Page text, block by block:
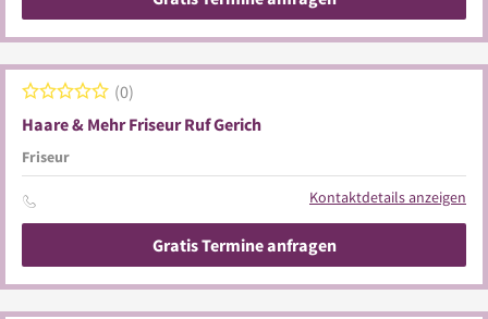
Haare & Mehr Friseur Ruf Gerich
Friseur
0
Kontaktdetails anzeigen
Gratis Termine anfragen